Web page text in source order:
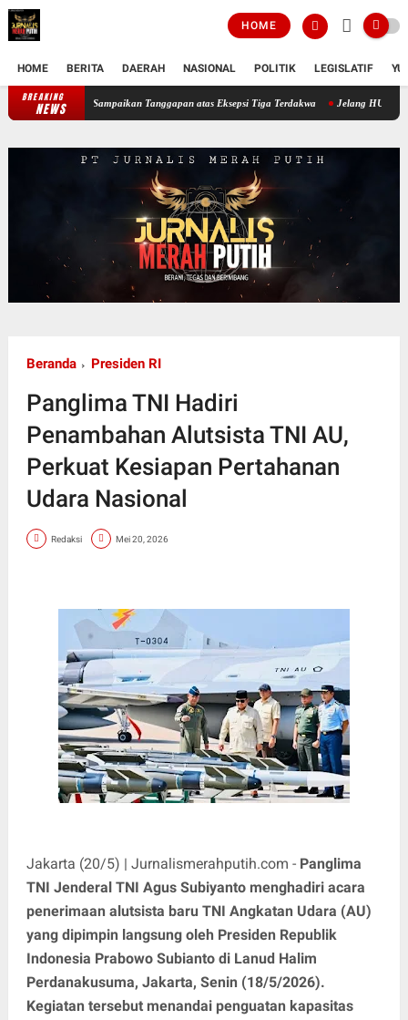
HOME
HOME BERITA DAERAH NASIONAL POLITIK LEGISLATIF
BREAKING
NEWS Sidang Ketiga Dugaan Korupsi PT Semen Baturaja, JPU Sampaikan
Beranda Presiden RI
Panglima TNI Hadiri
Penambahan Alutsista TNI AU,
Perkuat Kesiapan Pertahanan
Udara Nasional
Redaksi Mei 20, 2026
Jakarta (20/5) | Jurnalismerahputih.com - Panglima
TNI Jenderal TNI Agus Subiyanto menghadiri acara
penerimaan alutsista baru TNI Angkatan Udara (AU)
yang dipimpin langsung oleh Presiden Republik
Indonesia Prabowo Subianto di Lanud Halim
Perdanakusuma, Jakarta, Senin (18/5/2026).
Kegiatan tersebut menandai penguatan kapasitas